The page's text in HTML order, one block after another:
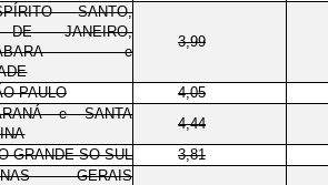
SANTO,
JANEIRO,
e
3,99
PAULO
4,05
e SANTA
4,44
GRANDE SO SUL 3,81
GERAIS